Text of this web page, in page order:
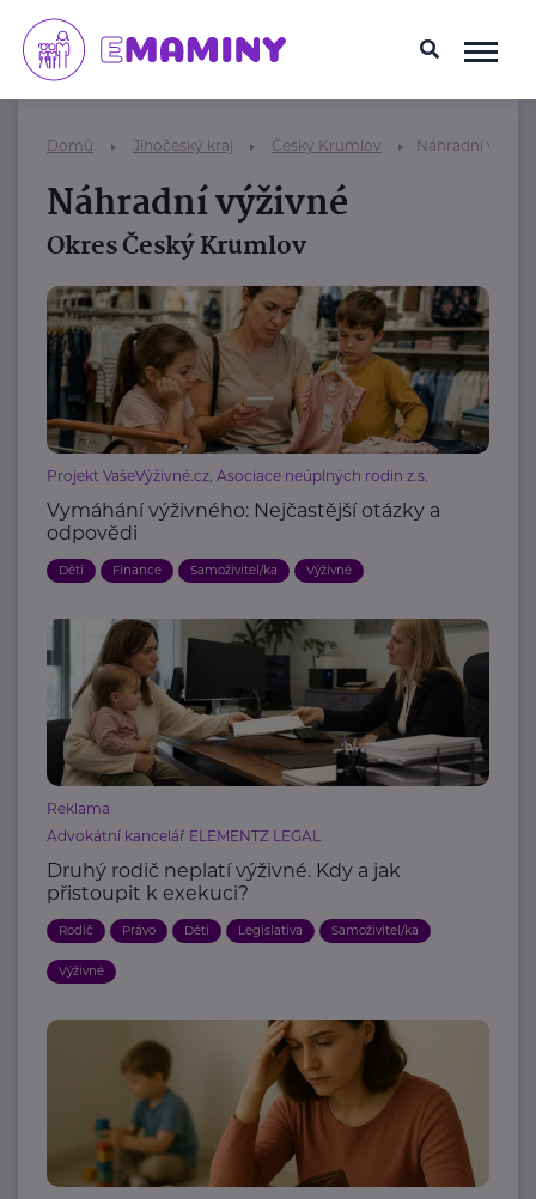
Domů Jihočeský kraj Český Krumlov Náhradní
Náhradní výživné
Okres Český Krumlov
Projekt VašeVýživné.cz, Asociace neúplných rodin z.s.
Vymáhání výživného: Nejčastější otázky a
odpovědi
Děti Finance Samoživitel/ka Výživné
Reklama
Advokátní kancelář ELEMENTZ LEGAL
Druhý rodič neplatí výživné. Kdy a jak
přistoupit k exekuci?
Rodič Právo Děti Legislativa Samoživitel/ka
Výživné